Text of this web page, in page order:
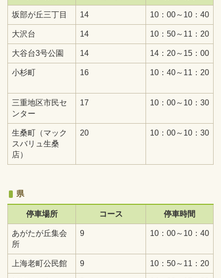
坂部が丘三丁目 14 10：00～10：40
大沢台 14 10：50～11：20
大谷台3号公園 14 14：20～15：00
小杉町 16 10：40～11：20
三重地区市民セ
ンター
17 10：00～10：30
生桑町（マック
スバリュ生桑
店）
20 10：00～10：30
県
停車場所 コース 停車時間
あがたが丘集会
所
9 10：00～10：40
上海老町公民館 9 10：50～11：20